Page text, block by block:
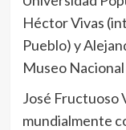
Héctor Vivas
Pueblo) y
Museo
José Fructuoso
mundialmente